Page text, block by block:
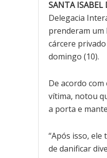
SANTA ISABEL
Delegacia
prenderam um
cárcere
domingo (10).
De acordo
vítima, notou
a porta e
“Após isso,
de danificar